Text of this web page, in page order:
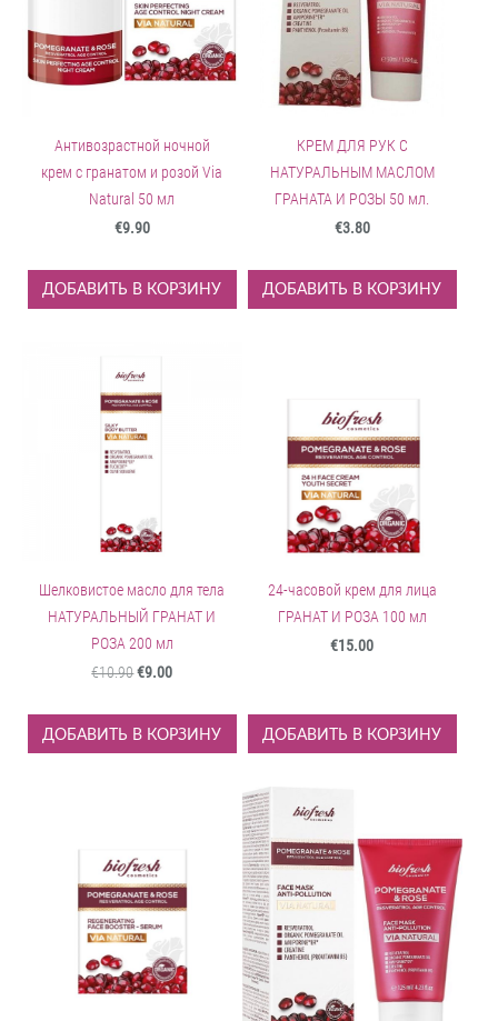
Антивозрастной ночной
крем с гранатом и розой Via
Natural 50 мл
€9.90
ДОБАВИТЬ В КОРЗИНУ
КРЕМ ДЛЯ РУК С
НАТУРАЛЬНЫМ МАСЛОМ
ГРАНАТА И РОЗЫ 50 мл.
€3.80
ДОБАВИТЬ В КОРЗИНУ
Шелковистое масло для тела
НАТУРАЛЬНЫЙ ГРАНАТ И
РОЗА 200 мл
€10.90€9.00
ДОБАВИТЬ В КОРЗИНУ
24-часовой крем для лица
ГРАНАТ И РОЗА 100 мл
€15.00
ДОБАВИТЬ В КОРЗИНУ